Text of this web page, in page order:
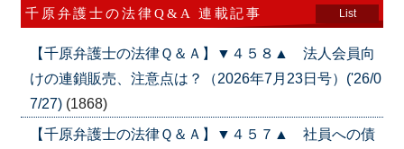
千原弁護士の法律Q&A 連載記事 List
【千原弁護士の法律Ｑ＆Ａ】▼４５８▲ 法人会員向
けの連鎖販売、注意点は？（2026年7月23日号）('26/0
7/27) (1868)
【千原弁護士の法律Ｑ＆Ａ】▼４５７▲ 社員への債